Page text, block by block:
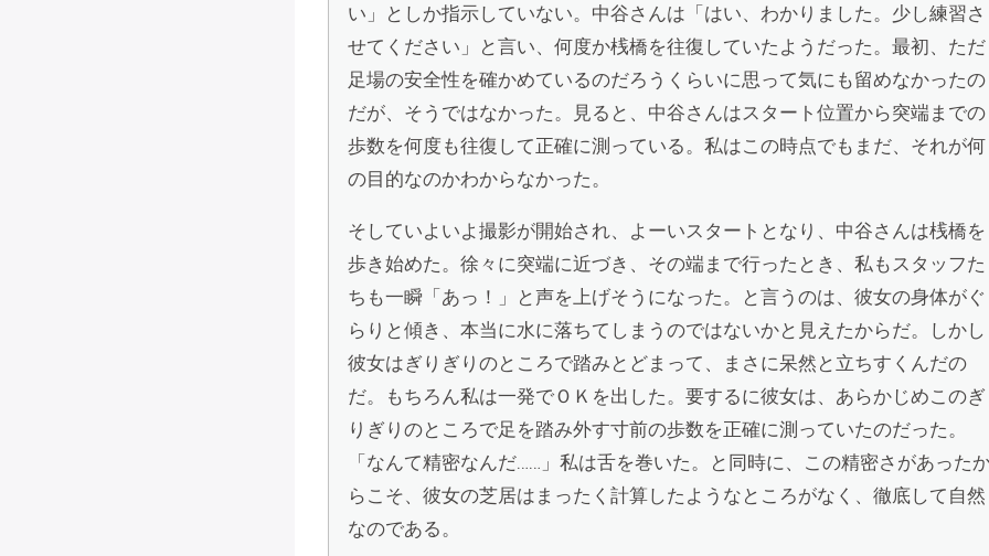
い」としか指示していない。中谷さんは「はい、わかりました。少し練習さ
せてください」と言い、何度か桟橋を往復していたようだった。最初、ただ
足場の安全性を確かめているのだろうくらいに思って気にも留めなかったの
だが、そうではなかった。見ると、中谷さんはスタート位置から突端までの
歩数を何度も往復して正確に測っている。私はこの時点でもまだ、それが何
の目的なのかわからなかった。
そしていよいよ撮影が開始され、よーいスタートとなり、中谷さんは桟橋を
歩き始めた。徐々に突端に近づき、その端まで行ったとき、私もスタッフた
ちも一瞬「あっ！」と声を上げそうになった。と言うのは、彼女の身体がぐ
らりと傾き、本当に水に落ちてしまうのではないかと見えたからだ。しかし
彼女はぎりぎりのところで踏みとどまって、まさに呆然と立ちすくんだの
だ。もちろん私は一発でＯＫを出した。要するに彼女は、あらかじめこのぎ
りぎりのところで足を踏み外す寸前の歩数を正確に測っていたのだった。
「なんて精密なんだ……」私は舌を巻いた。と同時に、この精密さがあった
らこそ、彼女の芝居はまったく計算したようなところがなく、徹底して自然
なのである。